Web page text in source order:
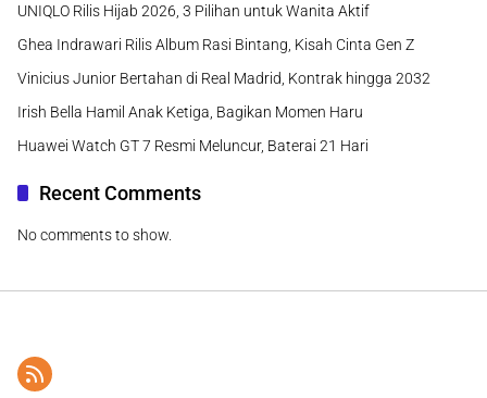
UNIQLO Rilis Hijab 2026, 3 Pilihan untuk Wanita Aktif
Ghea Indrawari Rilis Album Rasi Bintang, Kisah Cinta Gen Z
Vinicius Junior Bertahan di Real Madrid, Kontrak hingga 2032
Irish Bella Hamil Anak Ketiga, Bagikan Momen Haru
Huawei Watch GT 7 Resmi Meluncur, Baterai 21 Hari
Recent Comments
No comments to show.